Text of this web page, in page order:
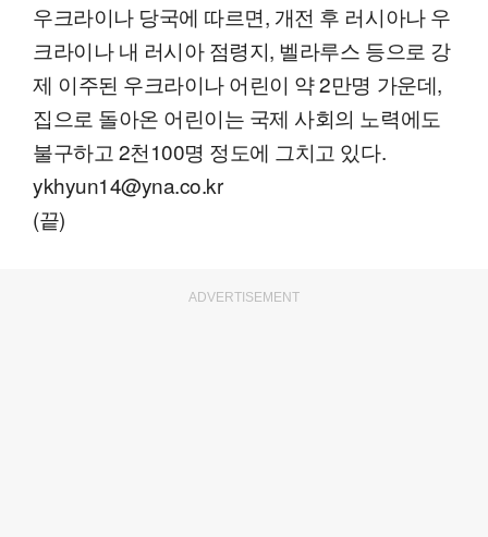
우크라이나 당국에 따르면, 개전 후 러시아나 우
크라이나 내 러시아 점령지, 벨라루스 등으로 강
제 이주된 우크라이나 어린이 약 2만명 가운데,
집으로 돌아온 어린이는 국제 사회의 노력에도
불구하고 2천100명 정도에 그치고 있다.
ykhyun14@yna.co.kr
(끝)
ADVERTISEMENT